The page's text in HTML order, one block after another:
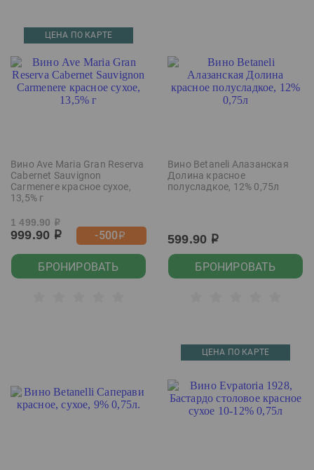
ЦЕНА ПО КАРТЕ
Вино Ave Maria Gran Reserva
Cabernet Sauvignon
Carmenere красное сухое,
13,5% г
1 499.90 р
999.90 р -500р
БРОНИРОВАТЬ
Вино Betaneli Алазанская
Долина красное
полусладкое, 12% 0,75л
599.90 р
БРОНИРОВАТЬ
ЦЕНА ПО КАРТЕ